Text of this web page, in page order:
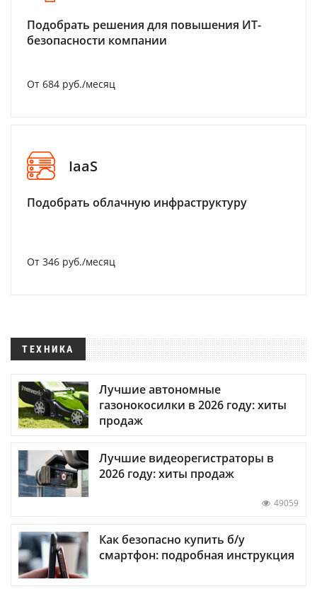
Подобрать решения для повышения ИТ-
безопасности компании
От 684 руб./месяц
IaaS
Подобрать облачную инфраструктуру
От 346 руб./месяц
ТЕХНИКА
Лучшие автономные
газонокосилки в 2026 году: хиты
продаж
Лучшие видеорегистраторы в
2026 году: хиты продаж
49059
Как безопасно купить б/у
смартфон: подробная инструкция